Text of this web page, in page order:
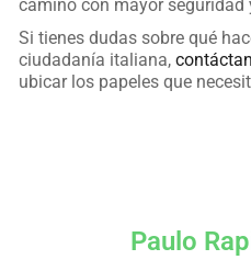
camino con mayor seguridad
Si tienes dudas sobre qué
ciudadanía italiana,
ubicar los papeles que
Paulo